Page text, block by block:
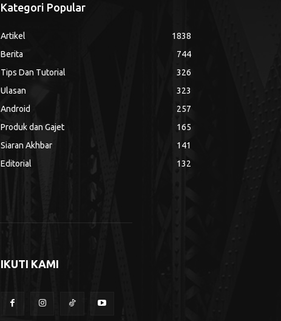
Kategori Popular
Artikel
1838
Berita
744
Tips Dan Tutorial
326
Ulasan
323
Android
257
Produk dan Gajet
165
Siaran Akhbar
141
Editorial
132
IKUTI KAMI